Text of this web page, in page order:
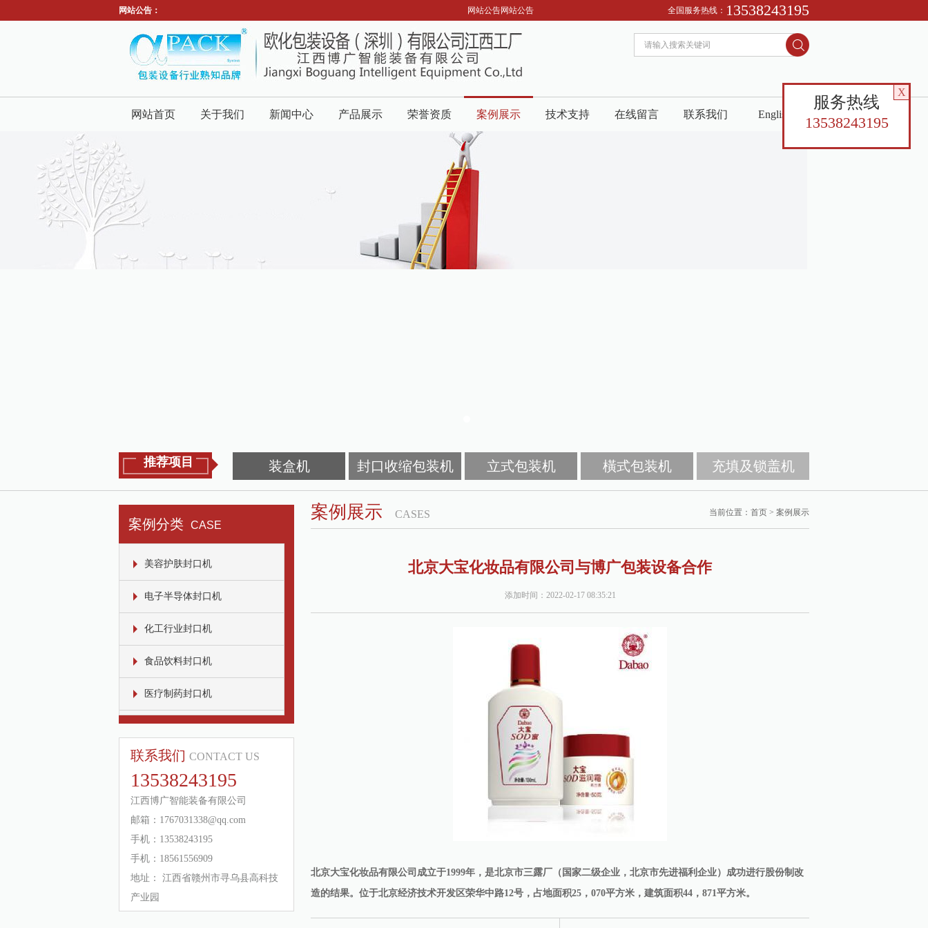
网站公告： 网站公告网站公告 全国服务热线： 13538243195
网站首页 关于我们 新闻中心 产品展示 荣誉资质 案例展示 技术支持 在线留言 联系我们 English
推荐项目 装盒机 封口收缩包装机 立式包装机 橫式包装机 充填及锁盖机
案例分类 CASE
美容护肤封口机
电子半导体封口机
化工行业封口机
食品饮料封口机
医疗制药封口机
联系我们 CONTACT US
13538243195
江西博广智能装备有限公司
邮箱：1767031338@qq.com
手机：13538243195
手机：18561556909
地址： 江西省赣州市寻乌县高科技
产业园
案例展示 CASES 当前位置： 首页 > 案例展示
北京大宝化妆品有限公司与博广包装设备合作
添加时间：2022-02-17 08:35:21
北京大宝化妆品有限公司成立于1999年，是北京市三露厂（国家二级企业，北京市先进福利企业）成功进行股份制改
造的结果。位于北京经济技术开发区荣华中路12号，占地面积25，070平方米，建筑面积44，871平方米。
X
服务热线
13538243195